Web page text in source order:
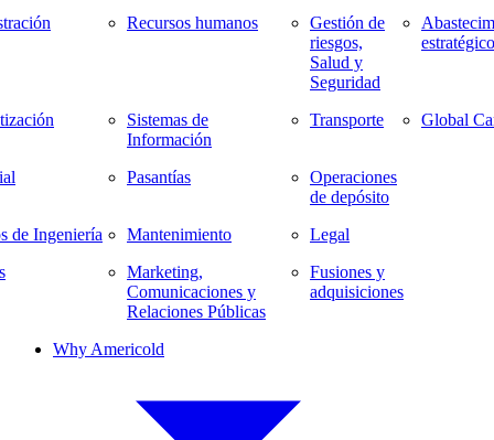
de Ingeniería
Recursos humanos
Sistemas de
Información
Pasantías
Mantenimiento
Marketing,
Comunicaciones y
Relaciones Públicas
Gestión de
riesgos,
Salud y
Seguridad
Transporte
Operaciones
de depósito
Legal
Fusiones y
adquisiciones
estratégico
Global
Why Americold